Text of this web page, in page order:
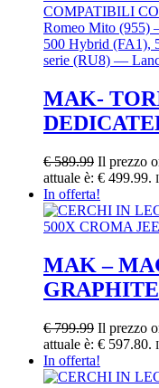
MAK-
€589.99 Il prezzo
attuale è: € 499.99.
In offerta!
MAK –
GRAPHITE
€799.99 Il prezzo
attuale è: € 597.80.
In offerta!